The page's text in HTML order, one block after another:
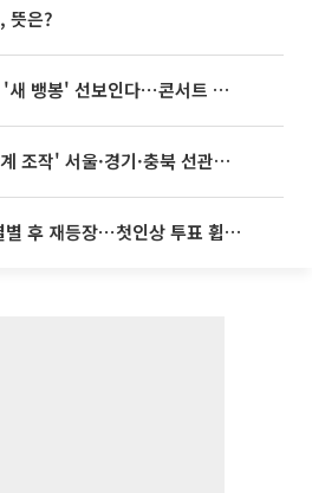
뜻은?
빅뱅, 20주년 기념 '새 뱅봉' 선보인다⋯콘서트 앞두고 팝업 개최
' 서울·경기·충북 선관위 등 추가 압수수색
‘나솔사계’ 국화, 결별 후 재등장⋯첫인상 투표 휩쓸고 ‘인기녀’ 등극